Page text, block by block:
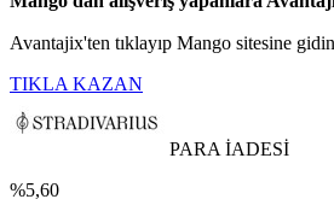
Avantajix'ten tıklayıp Mango sitesine
TIKLA KAZAN
PARA İADESİ
%5,60